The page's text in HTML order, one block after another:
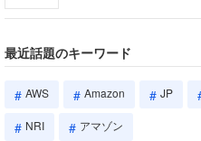
最近話題のキーワード
AWS Amazon JP
NRI アマゾン